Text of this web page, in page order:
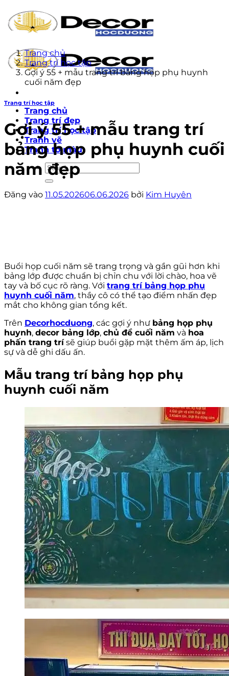
qua
nội
Trang chủ
Trang trí đẹp
Trang trí học tập
Tranh vẽ
Tranh tô màu
Trang chủ
Trang trí học tập
Gợi ý 55 + mẫu trang trí bảng họp phụ huynh
cuối năm đẹp
Trang trí học tập
Gợi ý 55 + mẫu trang trí
bảng họp phụ huynh cuối
năm đẹp
Đăng vào 11.05.202606.06.2026 bởi Kim Huyên
Buổi họp cuối năm sẽ trang trọng và gần gũi hơn khi
bảng lớp được chuẩn bị chỉn chu với lời chào, hoa vẽ
tay và bố cục rõ ràng. Với trang trí bảng họp phụ
huynh cuối năm, thầy cô có thể tạo điểm nhấn đẹp
mắt cho không gian tổng kết.
Trên Decorhocduong, các gợi ý như bảng họp phụ
huynh, decor bảng lớp, chủ đề cuối năm và hoa
phấn trang trísẽ giúp buổi gặp mặt thêm ấm áp, lịch
sự và dễ ghi dấu ấn.
Mẫu trang trí bảng họp phụ
huynh cuối năm